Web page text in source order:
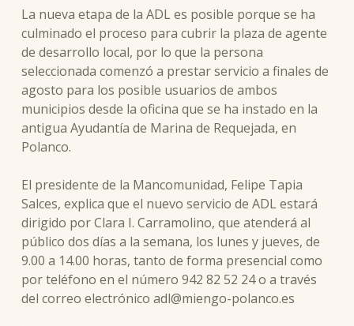
La nueva etapa de la ADL es posible porque se ha
culminado el proceso para cubrir la plaza de agente
de desarrollo local, por lo que la persona
seleccionada comenzó a prestar servicio a finales de
agosto para los posible usuarios de ambos
municipios desde la oficina que se ha instado en la
antigua Ayudantía de Marina de Requejada, en
Polanco.
El presidente de la Mancomunidad, Felipe Tapia
Salces, explica que el nuevo servicio de ADL estará
dirigido por Clara I. Carramolino, que atenderá al
público dos días a la semana, los lunes y jueves, de
9.00 a 14.00 horas, tanto de forma presencial como
por teléfono en el número 942 82 52 24 o a través
del correo electrónico adl@miengo-polanco.es